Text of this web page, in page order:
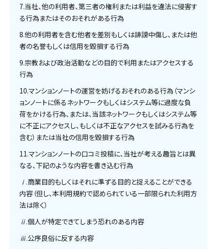
7.当社、他の利用者、第三者の権利または利益を違法に侵害す
る行為またはそのおそれがある行為
8.他の利用者を含む他者を差別もしくは誹謗中傷し、または他
者の名誉もしくは信用を毀損する行為
9.宗教および政治活動などの目的で利用またはアクセスする
行為
10.マンションノートの運営を妨げるおそれのある行為（マンシ
ョンノートに係るネットワークもしくはシステム等に過度な負
荷をかける行為、または、当該ネットワークもしくはシステム等
に不正にアクセスし、もしくは不正なアクセスを試みる行為を
含む）または当社の信用を毀損する行為
11.マンションノートの口コミ投稿に、当社が考える趣旨とは異
なる、下記のような内容を書き込む行為
ⅰ.商業目的もしくはそれに準ずる目的と捉えることができる
内容（但し、本利用規約で認められている一部限られた利用方
法は除く）
ⅱ.個人が特定できてしまう恐れのある内容
ⅲ.公序良俗に反する内容